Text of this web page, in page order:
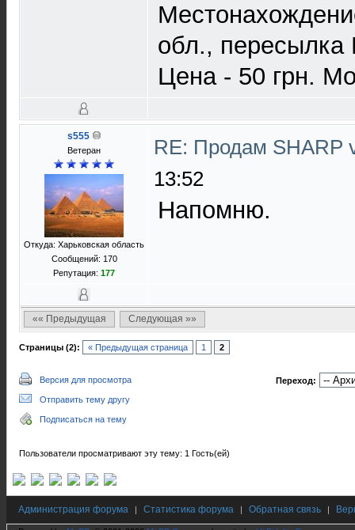
обл.,
Цена - 50 грн.
s555
Ветеран
Откуда: Харьковская область
Сообщений: 170
Репутация: 177
RE: Продам SHARP
13:52
Напомню.
«« Предыдущая Следующая »»
Страницы (2): « Предыдущая страница 1 2
Версия для просмотра
Отправить тему другу
Подписаться на тему
Переход:
Пользователи просматривают эту тему: 1 Гость(ей)
Администрация форума | Статистика форума | Обратная связь |